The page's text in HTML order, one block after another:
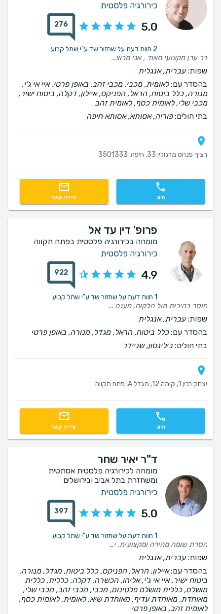
כירורגיה פלסטית
5.0
276
2 חוות דעת על שחזור שד ע"י שתל קבוע
דר ערן מקצועי מאוד , אני מרוצה מהתוצאה
שפות:עברית, אנגלית
בהסדר עם:לאומית, מכבי, מכבי זהב, באופן פרטי, איי אי ג'י,
מנורה, כלל ביטוח, הראל, הפניקס, איילון, דקלה, ביטוח ישיר,
מכבי שלי, לאומית כסף, לאומית זהב
בתי חולים:פוריה, אסותא, אסותא חיפה
רציף פנחס מרגולין 33, חיפה, 3501333
חיוג יצירת קשר
פרופ' דין עד אל
מומחה בכירורגיה פלסטית בפתח תקווה
כירורגיה פלסטית
4.9
922
1 חוות דעת על שחזור שד ע"י שתל קבוע
חוסר בהירות מול הלקוח, מענה לקוי מאוד, חוסר ביחס אישי ללקוחות (הכוונה לשירותי המשרד), החסרה של פרטים *קריטיים* וחשובים לפני ובמהלך פרוצדורה רפואית כמו למשל מה להביא לניתוח, הוראות הכנה, איך להיערך מכל הבחינות לניתוח וגם נתינת מידע בנוגע להחלמה והוראות שאחרי הפרוצדורה. תחושה שצריך לרדוף אחרי שירותי המשרד. חוויה מאוד לא נעימה. בנוגע לרופא ממה שחוויתי, מקצועי ונעים.
שפות:עברית, אנגלית
בהסדר עם:כלל ביטוח, הראל, מגדל, מנורה, באופן פרטי
בתי חולים: בילינסון, שניידר
יצחק רבין 1, קומה 12, מגדל A, פתח תקווה
חיוג יצירת קשר
ד"ר יאיר שחר
מומחה לכירורגיה פלסטית אסתטית
ומשחזרת בתל אביב ובירושלים
כירורגיה פלסטית
5.0
397
1 חוות דעת על שחזור שד ע"י שתל קבוע
הסרת שומה מהירה ומקצועית. יאיר היה מעולה הסביר כל דבר ועשה עבודה מצויינת
שפות:עברית, אנגלית
בהסדר עם:איילון, הראל, הפניקס, כלל ביטוח, מגדל, מנורה,
ביטוח ישיר, איי אי ג'י, אליהו, הכשרה, דקלה, כללית, כללית
מושלם, כללית מושלם פלטינום, מכבי, מכבי זהב, מכבי שלי,
מאוחדת, מאוחדת עדיף, מאוחדת שיא, לאומית, לאומית כסף,
לאומית זהב, באופן פרטי